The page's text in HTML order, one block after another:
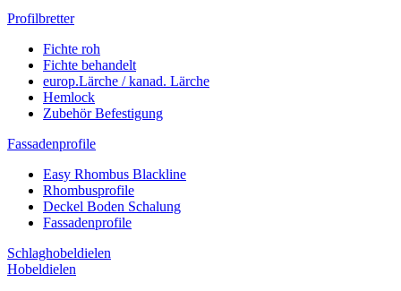
Profilbretter
Fichte roh
Fichte behandelt
europ.Lärche / kanad. Lärche
Hemlock
Zubehör Befestigung
Fassadenprofile
Easy Rhombus Blackline
Rhombusprofile
Deckel Boden Schalung
Fassadenprofile
Schlaghobeldielen
Hobeldielen